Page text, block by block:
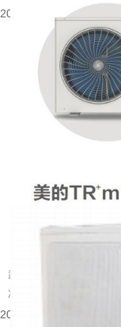
2026-08-06 08:53:52
武汉属于夏热冬冷的地域
冷的体感。别墅户型大多
2026-08-05 15:55:48